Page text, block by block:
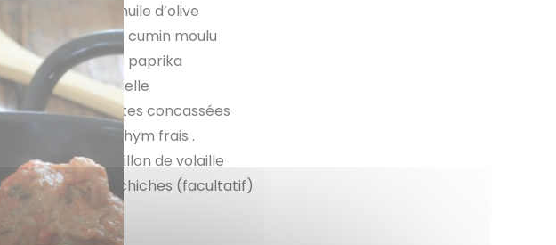
1 cuil à soupe d’huile d’olive
1 cuil à soupe de cumin moulu
1 cuil à soupe de paprika
1 bâton de cannelle
1 boite de tomates concassées
2 branches de thym frais .
1/2 cube de bouillon de volaille
1 boite de pois chiches (facultatif)
: